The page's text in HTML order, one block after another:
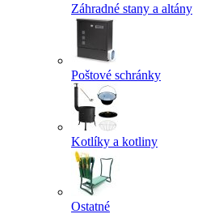
Záhradné stany a altány
Poštové schránky
Kotlíky a kotliny
Ostatné